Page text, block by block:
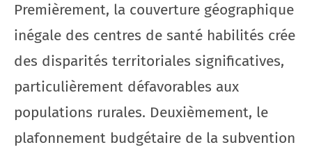
Premièrement, la couverture géographique
inégale des centres de santé habilités crée
des disparités territoriales significatives,
particulièrement défavorables aux
populations rurales. Deuxièmement, le
plafonnement budgétaire de la subvention